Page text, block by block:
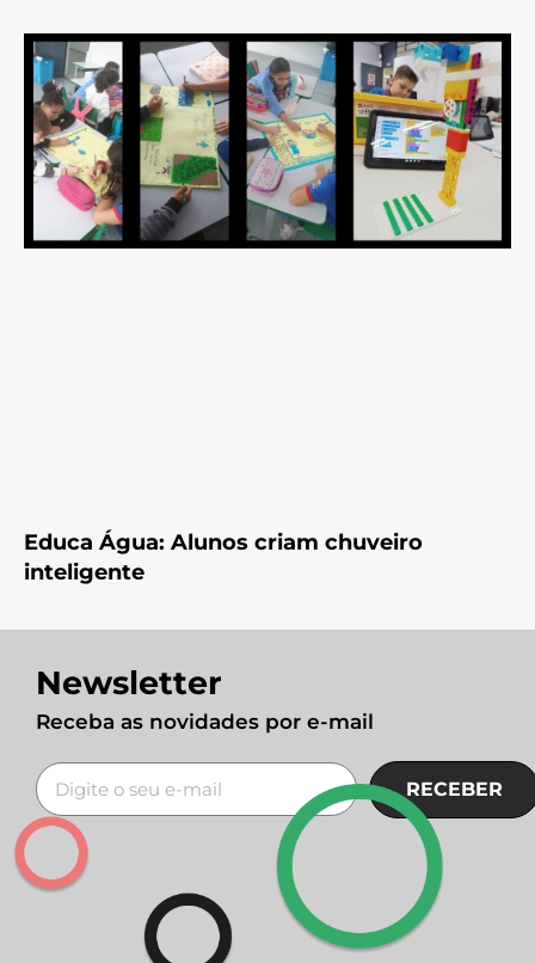
Educa Água: Alunos criam chuveiro
inteligente
Newsletter
Receba as novidades por e-mail
RECEBER